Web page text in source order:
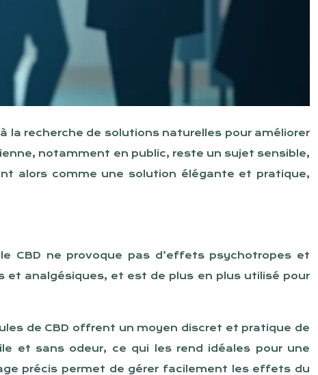
la recherche de solutions naturelles pour améliorer
notamment en public, reste un sujet sensible,
alors comme une solution élégante et pratique,
CBD ne provoque pas d’effets psychotropes et
et analgésiques, et est de plus en plus utilisé pour
de CBD offrent un moyen discret et pratique de
et sans odeur, ce qui les rend idéales pour une
précis permet de gérer facilement les effets du